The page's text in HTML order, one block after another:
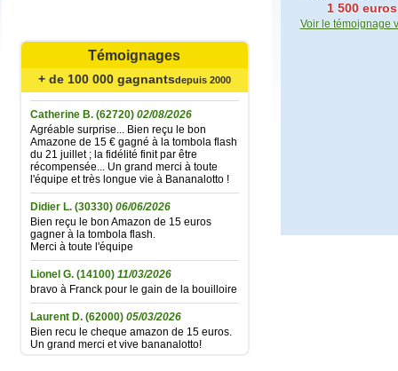
Témoignages
+ de 100 000 gagnantsdepuis 2000
un grand merci pour l'envoi des 15 €
amazon gagné à la tombola flash du
Bonne soirée à toute l'équipe
Catherine B.(62720) 02/08/2026
Agréable surprise... Bien reçu le bon
Amazone de 15 € gagné à la tombola flash
du 21 juillet ; la fidélité finit par être
récompensée... Un grand merci à toute
l'équipe et très longue vie à Bananalotto !
Didier L.(30330) 06/06/2026
Bien reçu le bon Amazon de 15 euros
gagner à la tombola flash.
Merci à toute l'équipe
Lionel G.(14100) 11/03/2026
bravo à Franck pour le gain de la bouilloire
Laurent D.(62000) 05/03/2026
Bien recu le cheque amazon de 15 euros.
Un grand merci et vive bananalotto!
1 500 euros
Voir le témoignage